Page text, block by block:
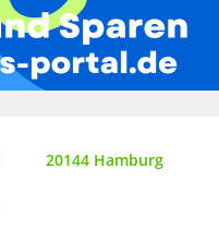
20144 Hamburg